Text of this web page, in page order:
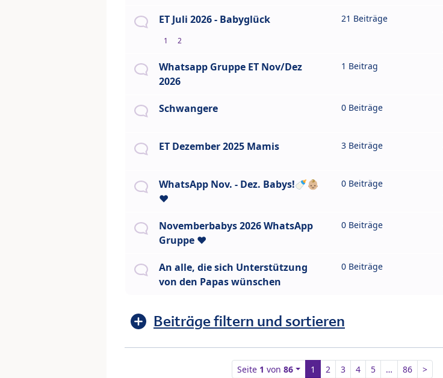
ET Juli 2026 - Babyglück
1 2
21 Beiträge
Whatsapp Gruppe ET Nov/Dez
2026
1 Beitrag
Schwangere 0 Beiträge
ET Dezember 2025 Mamis 3 Beiträge
WhatsApp Nov. - Dez. Babys!🍼👶🏼
❤️
0 Beiträge
Novemberbabys 2026 WhatsApp
Gruppe ❤️
0 Beiträge
An alle, die sich Unterstützung
von den Papas wünschen
0 Beiträge
Beiträge filtern und sortieren
Seite 1 von86 1 2 3 4 5 … 86 >